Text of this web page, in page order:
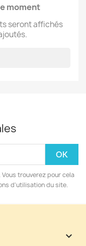
moment
seront affichés
trouverez pour cela
d'utilisation du site.
